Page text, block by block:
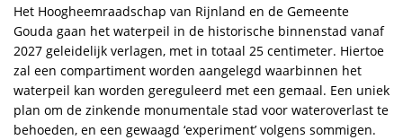
Het Hoogheemraadschap van Rijnland en de Gemeente
Gouda gaan het waterpeil in de historische binnenstad vanaf
2027 geleidelijk verlagen, met in totaal 25 centimeter. Hiertoe
zal een compartiment worden aangelegd waarbinnen het
waterpeil kan worden gereguleerd met een gemaal. Een uniek
plan om de zinkende monumentale stad voor wateroverlast te
behoeden, en een gewaagd ‘experiment’ volgens sommigen.